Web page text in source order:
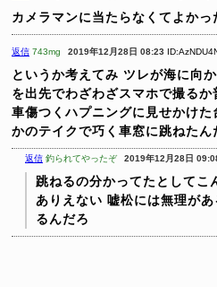
カメラマンに当たらなくてよかっ
返信 743mg 2019年12月28日 08:23
というか考えてみ ツレが海に向
を出先でわざわざスマホで撮るか
車傷つくハプニングに見せかけた
かのテイクで巧く車窓に跳ねたん
返信 釣られてやったぞ 2019年12月28日
跳ねるの分かってたとしてこ
ありえない 嘘松には無理があ
るんだろ